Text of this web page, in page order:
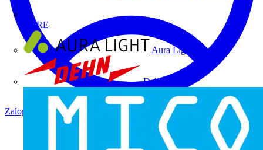
ALRE
Aura Light
Dehn
Zaloguj się Zarejestruj się